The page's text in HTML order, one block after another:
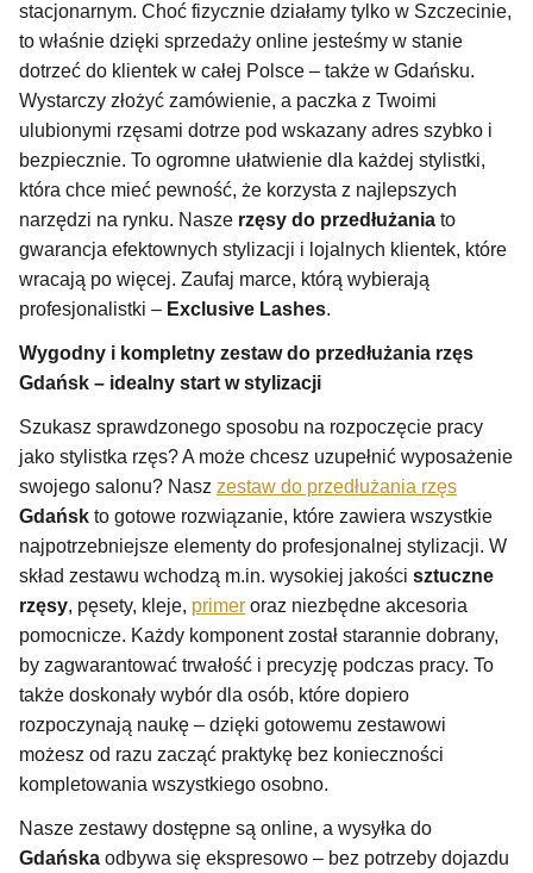
stacjonarnym. Choć fizycznie działamy tylko w Szczecinie,
to właśnie dzięki sprzedaży online jesteśmy w stanie
dotrzeć do klientek w całej Polsce – także w Gdańsku.
Wystarczy złożyć zamówienie, a paczka z Twoimi
ulubionymi rzęsami dotrze pod wskazany adres szybko i
bezpiecznie. To ogromne ułatwienie dla każdej stylistki,
która chce mieć pewność, że korzysta z najlepszych
narzędzi na rynku. Nasze rzęsy do przedłużania to
gwarancja efektownych stylizacji i lojalnych klientek, które
wracają po więcej. Zaufaj marce, którą wybierają
profesjonalistki – Exclusive Lashes.
Wygodny i kompletny zestaw do przedłużania rzęs
Gdańsk – idealny start w stylizacji
Szukasz sprawdzonego sposobu na rozpoczęcie pracy
jako stylistka rzęs? A może chcesz uzupełnić wyposażenie
swojego salonu? Nasz zestaw do przedłużania rzęs
Gdańsk to gotowe rozwiązanie, które zawiera wszystkie
najpotrzebniejsze elementy do profesjonalnej stylizacji. W
skład zestawu wchodzą m.in. wysokiej jakości sztuczne
rzęsy, pęsety, kleje, primer oraz niezbędne akcesoria
pomocnicze. Każdy komponent został starannie dobrany,
by zagwarantować trwałość i precyzję podczas pracy. To
także doskonały wybór dla osób, które dopiero
rozpoczynają naukę – dzięki gotowemu zestawowi
możesz od razu zacząć praktykę bez konieczności
kompletowania wszystkiego osobno.
Nasze zestawy dostępne są online, a wysyłka do
Gdańska odbywa się ekspresowo – bez potrzeby dojazdu